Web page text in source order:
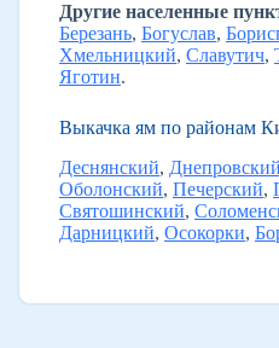
Другие населенные
Березань, Богуслав,
Хмельницкий, Славутич,
Яготин.
Выкачка ям по районам
Деснянский, Днепровский
Оболонский, Печерский,
Святошинский,
Дарницкий, Осокорки,